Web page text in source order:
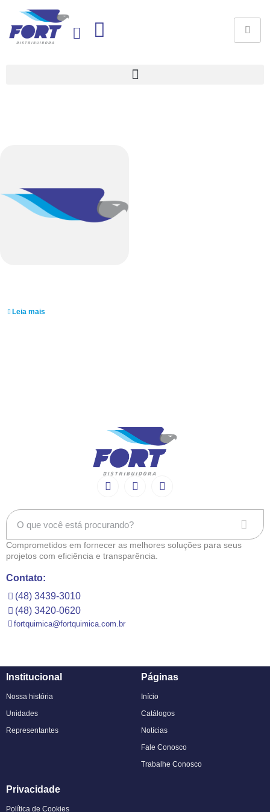
Leia mais
Comprometidos em fornecer as melhores soluções para seus
projetos com eficiência e transparência.
Contato:
(48) 3439-3010
(48) 3420-0620
fortquimica@fortquimica.com.br
Institucional
Nossa história
Unidades
Representantes
Páginas
Início
Catálogos
Notícias
Fale Conosco
Trabalhe Conosco
Privacidade
Política de Cookies